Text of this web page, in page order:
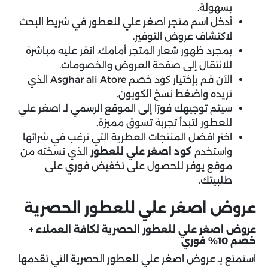
بسهولة.
أدخل اسم متجر اصغر علي للعطور في شريط البحث
لاكتشاف عروض التوفير.
بمجرد ظهور شعار المتجر أمامك، انقر عليه مباشرة
للانتقال إلى صفحة العروض والخصومات.
الآن قم بإختيار كود خصم Asghar ali Atore الذي
تريده واضغط نسخ الكوبون.
سيتم توجيهك فورًا إلى الموقع الرسمي لـ اصغر علي
للعطور لتبدأ تجربة تسوق مميزة.
اختر افضل المنتجات العطرية التي ترغب في شرائها
واستخدم كود اصغر علي للعطور
الذي نسخته من
موقع يوفر للحصول على تخفيض فوري على
طلبيتك.
عروض اصغر علي للعطور الحصرية
عروض اصغر علي للعطور الحصرية لكافة العملاء +
خصم 10% فوري
استمتع بـ عروض اصغر علي للعطور الحصرية التي تقدمها